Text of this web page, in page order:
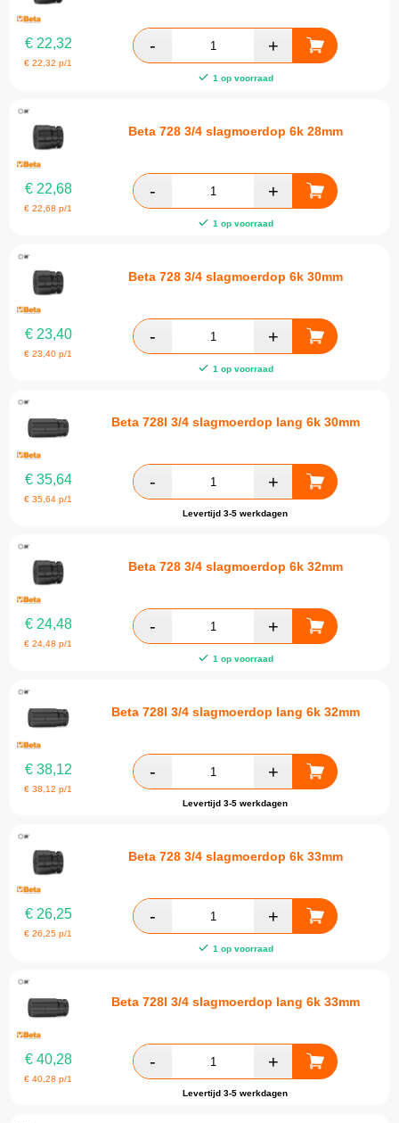
€22,32
€22,32 p/1
1 op voorraad
Beta 728 3/4 slagmoerdop 6k 28mm
€22,68
€22,68 p/1
1 op voorraad
Beta 728 3/4 slagmoerdop 6k 30mm
€23,40
€23,40 p/1
1 op voorraad
Beta 728l 3/4 slagmoerdop lang 6k 30mm
€35,64
€35,64 p/1
Levertijd 3-5 werkdagen
Beta 728 3/4 slagmoerdop 6k 32mm
€24,48
€24,48 p/1
1 op voorraad
Beta 728l 3/4 slagmoerdop lang 6k 32mm
€38,12
€38,12 p/1
Levertijd 3-5 werkdagen
Beta 728 3/4 slagmoerdop 6k 33mm
€26,25
€26,25 p/1
1 op voorraad
Beta 728l 3/4 slagmoerdop lang 6k 33mm
€40,28
€40,28 p/1
Levertijd 3-5 werkdagen